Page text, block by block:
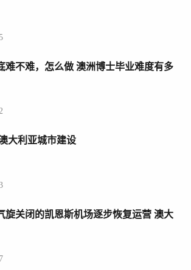
难不难，怎么做 澳洲博士毕业难度有多
大利亚城市建设
旋关闭的凯恩斯机场逐步恢复运营 澳大